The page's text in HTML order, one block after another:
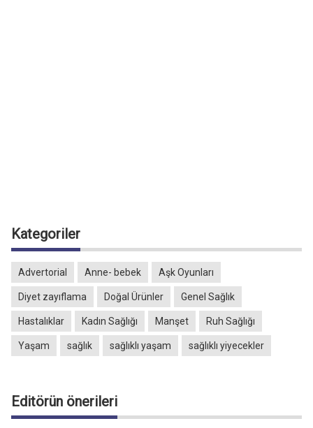
Kategoriler
Advertorial Anne- bebek Aşk Oyunları
Diyet zayıflama Doğal Ürünler Genel Sağlık
Hastalıklar Kadın Sağlığı Manşet Ruh Sağlığı
Yaşam sağlık sağlıklı yaşam sağlıklı yiyecekler
Editörün önerileri